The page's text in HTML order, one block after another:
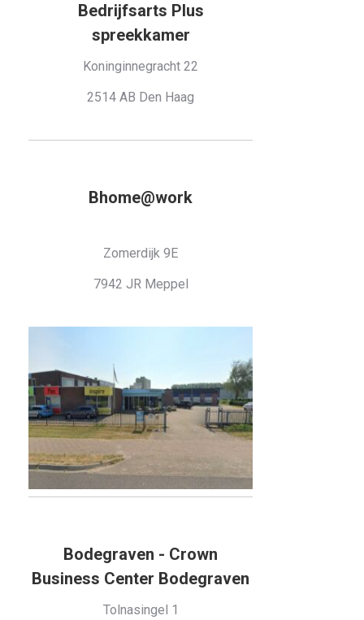
Bedrijfsarts Plus
spreekkamer
Koninginnegracht 22
2514 AB Den Haag
Bhome@work
Zomerdijk 9E
7942 JR Meppel
Bodegraven - Crown
Business Center Bodegraven
Tolnasingel 1